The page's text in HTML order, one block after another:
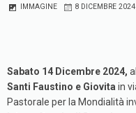
IMMAGINE 8 DICEMBRE 2024
Sabato 14 Dicembre 2024,
Santi Faustino e Giovita in
Pastorale per la Mondialità